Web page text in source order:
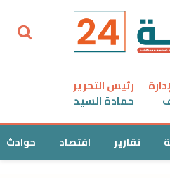
رئيس التحرير
حمادة السيد
تقارير اقتصاد حوادث